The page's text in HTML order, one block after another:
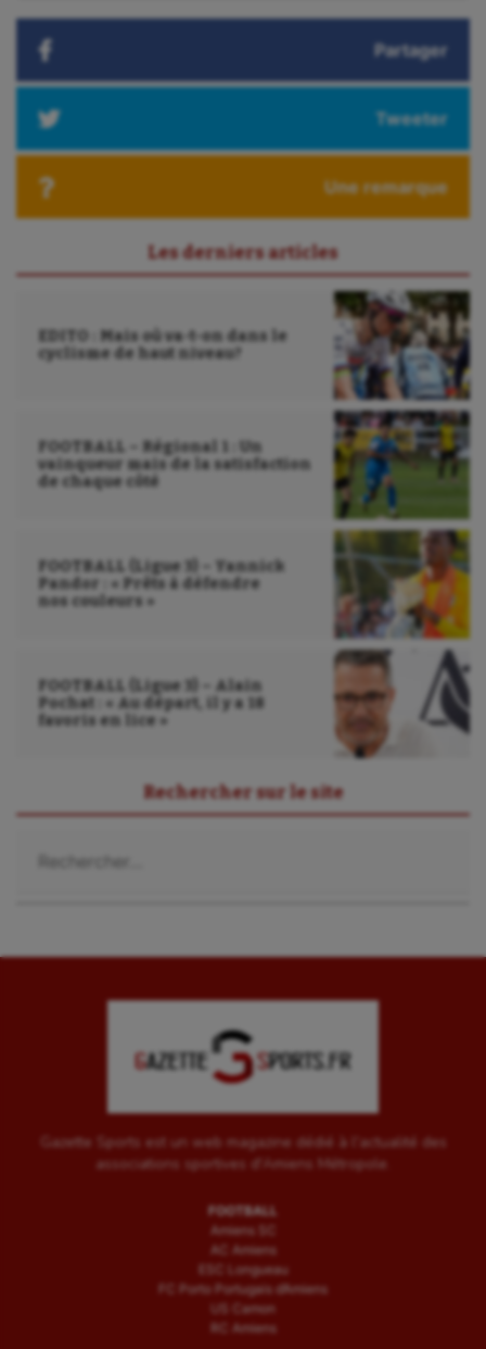
Water-polo
Partager
Tweeter
Une remarque
Les derniers articles
EDITO : Mais où va-t-on dans le
cyclisme de haut niveau?
FOOTBALL – Régional 1 : Un
vainqueur mais de la satisfaction
de chaque côté
FOOTBALL (Ligue 3) – Yannick
Pandor : « Prêts à défendre
nos couleurs »
FOOTBALL (Ligue 3) – Alain
Pochat : « Au départ, il y a 18
favoris en lice »
Rechercher sur le site
Gazette Sports est un web magazine dédié à l'actualité des
associations sportives d'Amiens Métropole.
FOOTBALL
Amiens SC
AC Amiens
ESC Longueau
FC Porto Portugais d’Amiens
US Camon
RC Amiens